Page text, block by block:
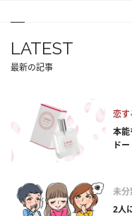
LATEST
最新の記事
恋す
本能
ド
未分
2人